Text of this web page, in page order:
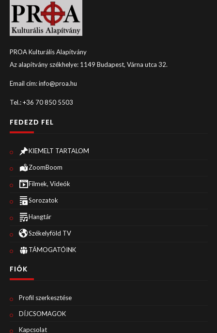
PROA Kulturális Alapítvány
Az alapítvány székhelye: 1149 Budapest, Várna utca 32.
Email cím: info@proa.hu
Tel.: +36 70 850 5503
FEDEZD FEL
KIEMELT TARTALOM
ZoomBoom
Filmek, Videók
Sorozatok
Hangtár
Székelyföld TV
TÁMOGATÓINK
FIÓK
Profil szerkesztése
DÍJCSOMAGOK
Kapcsolat